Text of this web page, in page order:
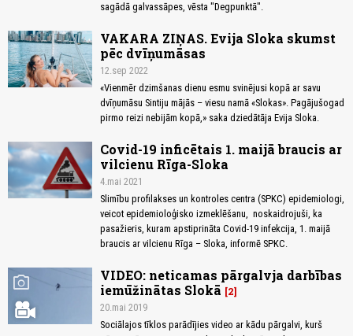
sagādā galvassāpes, vēsta "Degpunktā".
VAKARA ZIŅAS. Evija Sloka skumst
pēc dvīņumāsas
12.sep 2022
«Vienmēr dzimšanas dienu esmu svinējusi kopā ar savu
dvīņumāsu Sintiju mājās – viesu namā «Slokas». Pagājušogad
pirmo reizi nebijām kopā,» saka dziedātāja Evija Sloka.
Covid-19 inficētais 1. maijā braucis ar
vilcienu Rīga-Sloka
4.mai 2021
Slimību profilakses un kontroles centra (SPKC) epidemiologi,
veicot epidemioloģisko izmeklēšanu, noskaidrojuši, ka
pasažieris, kuram apstiprināta Covid-19 infekcija, 1. maijā
braucis ar vilcienu Rīga – Sloka, informē SPKC.
photo_camera
VIDEO: neticamas pārgalvja darbības
iemūžinātas Slokā
2
20.mai 2019
Sociālajos tīklos parādījies video ar kādu pārgalvi, kurš